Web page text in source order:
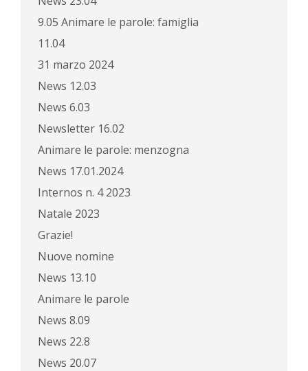
9.05 Animare le parole: famiglia
11.04
31 marzo 2024
News 12.03
News 6.03
Newsletter 16.02
Animare le parole: menzogna
News 17.01.2024
Internos n. 4 2023
Natale 2023
Grazie!
Nuove nomine
News 13.10
Animare le parole
News 8.09
News 22.8
News 20.07